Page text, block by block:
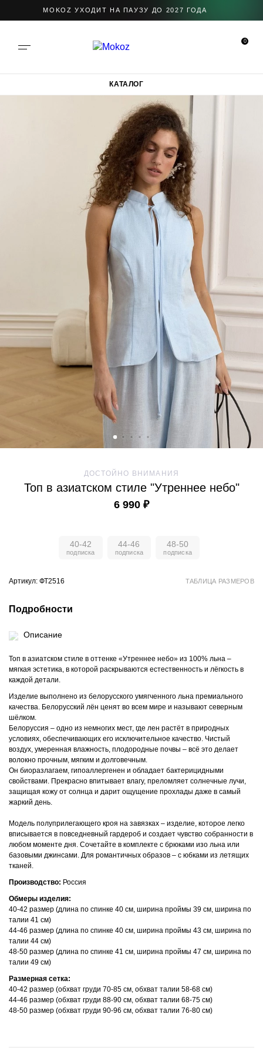
MOKOZ УХОДИТ НА ПАУЗУ ДО 2027 ГОДА
0
ДОСТОЙНО ВНИМАНИЯ
Топ в азиатском стиле "Утреннее небо"
6 990 ₽
40-42 44-46 48-50
Артикул: ФТ2516 ТАБЛИЦА РАЗМЕРОВ
Подробности
Описание
Топ в азиатском стиле в оттенке «Утреннее небо» из 100% льна –
мягкая эстетика, в которой раскрываются естественность и лёгкость в
каждой детали.
Изделие выполнено из белорусского умягченного льна премиального
качества. Белорусский лён ценят во всем мире и называют северным
шёлком.
Белоруссия – одно из немногих мест, где лен растёт в природных
условиях, обеспечивающих его исключительное качество. Чистый
воздух, умеренная влажность, плодородные почвы – всё это делает
волокно прочным, мягким и долговечным.
Он биоразлагаем, гипоаллергенен и обладает бактерицидными
свойствами. Прекрасно впитывает влагу, преломляет солнечные лучи,
защищая кожу от солнца и дарит ощущение прохлады даже в самый
жаркий день.
Модель полуприлегающего кроя на завязках – изделие, которое легко
вписывается в повседневный гардероб и создает чувство собранности в
любом моменте дня. Сочетайте в комплекте с брюками изо льна или
базовыми джинсами. Для романтичных образов – с юбками из летящих
тканей.
Производство: Россия
Обмеры изделия:
40-42 размер (длина по спинке 40 см, ширина проймы 39 см, ширина по
талии 41 см)
44-46 размер (длина по спинке 40 см, ширина проймы 43 см, ширина по
талии 44 см)
48-50 размер (длина по спинке 41 см, ширина проймы 47 см, ширина по
талии 49 см)
Размерная сетка:
40-42 размер (обхват груди 70-85 см, обхват талии 58-68 см)
44-46 размер (обхват груди 88-90 см, обхват талии 68-75 см)
48-50 размер (обхват груди 90-96 см, обхват талии 76-80 см)